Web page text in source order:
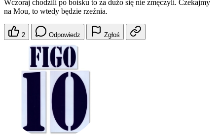
Wczoraj chodzili po boisku to za dużo się nie zmęczyli. Czekajmy
na Mou, to wtedy będzie rzeźnia.
2 Odpowiedz Zgłoś